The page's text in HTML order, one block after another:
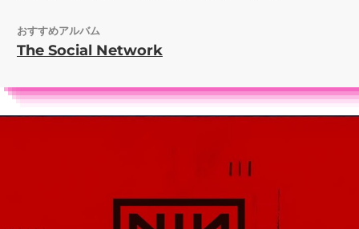
おすすめアルバム
The Social Network